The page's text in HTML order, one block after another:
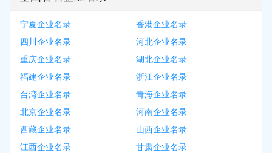
宁夏企业名录
香港企业名录
四川企业名录
河北企业名录
重庆企业名录
湖北企业名录
福建企业名录
浙江企业名录
台湾企业名录
青海企业名录
北京企业名录
河南企业名录
西藏企业名录
山西企业名录
江西企业名录
甘肃企业名录